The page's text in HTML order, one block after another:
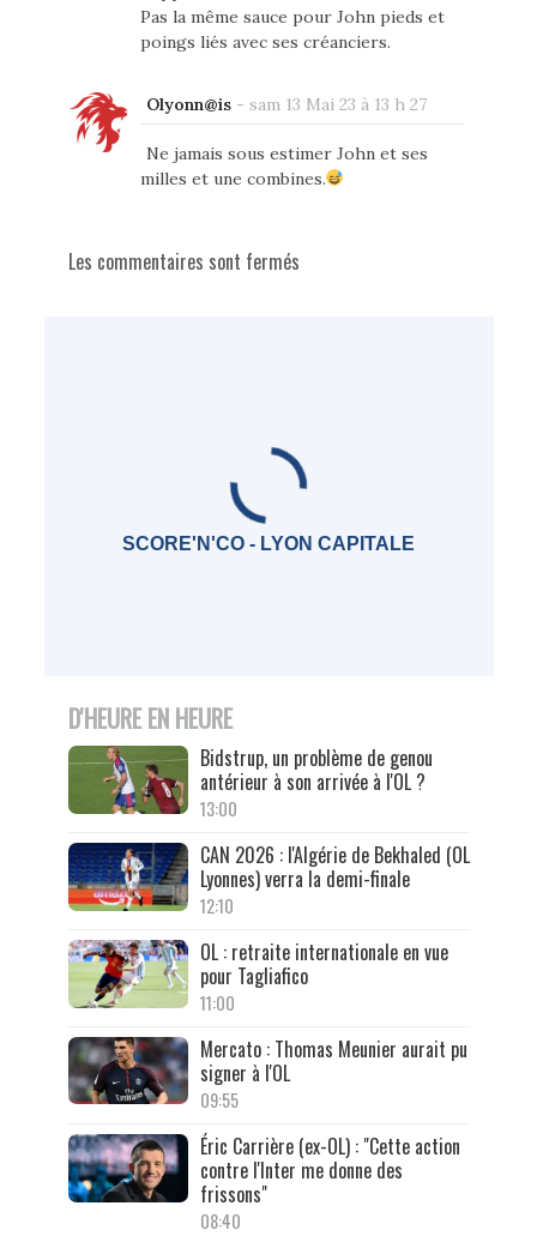
Pas la même sauce pour John pieds et
poings liés avec ses créanciers.
Olyonn@is- sam 13 Mai 23 à 13 h 27
Ne jamais sous estimer John et ses
milles et une combines.
Les commentaires sont fermés
SCORE'N'CO - LYON CAPITALE
D'HEURE EN HEURE
Bidstrup, un problème de genou
antérieur à son arrivée à l'OL ?
13:00
CAN 2026 : l'Algérie de Bekhaled (OL
Lyonnes) verra la demi-finale
12:10
OL : retraite internationale en vue
pour Tagliafico
11:00
Mercato : Thomas Meunier aurait pu
signer à l'OL
09:55
Éric Carrière (ex-OL) : "Cette action
contre l'Inter me donne des
frissons"
08:40